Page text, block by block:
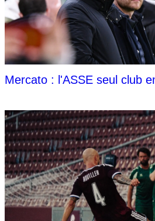
Mercato : l'ASSE seul club